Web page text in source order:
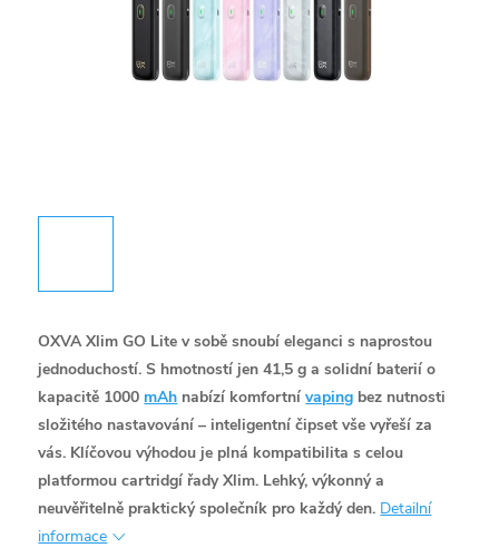
OXVA Xlim GO Lite v sobě snoubí eleganci s naprostou
jednoduchostí. S hmotností jen 41,5 g a solidní baterií o
kapacitě 1000 mAh nabízí komfortnívaping bez nutnosti
složitého nastavování – inteligentní čipset vše vyřeší za
vás. Klíčovou výhodou je plná kompatibilita s celou
platformou cartridgí řady Xlim. Lehký, výkonný a
neuvěřitelně praktický společník pro každý den. Detailní
informace